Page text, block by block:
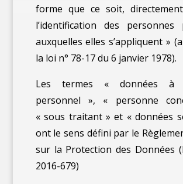
forme que ce soit,
l’identification des personnes
auxquelles elles s’appliquent »
la loi n° 78-17 du 6 janvier 1978).
Les termes « données à
personnel », « personne
« sous traitant » et « données
ont le sens défini par le
sur la Protection des Données
2016-679)